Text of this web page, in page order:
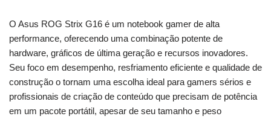
O Asus ROG Strix G16 é um notebook gamer de alta
performance, oferecendo uma combinação potente de
hardware, gráficos de última geração e recursos inovadores.
Seu foco em desempenho, resfriamento eficiente e qualidade de
construção o tornam uma escolha ideal para gamers sérios e
profissionais de criação de conteúdo que precisam de potência
em um pacote portátil, apesar de seu tamanho e peso